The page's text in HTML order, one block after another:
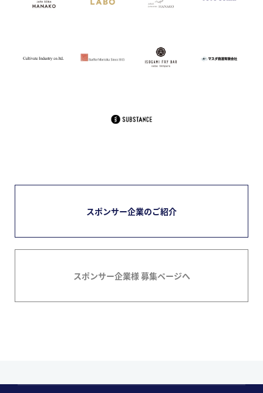
スポンサー企業のご紹介
スポンサー企業様 募集ページへ